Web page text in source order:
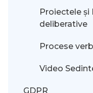
Proiectele
deliberative
Procese
Video
GDPR